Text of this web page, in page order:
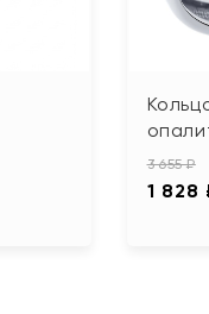
3 655 ₽
1 828